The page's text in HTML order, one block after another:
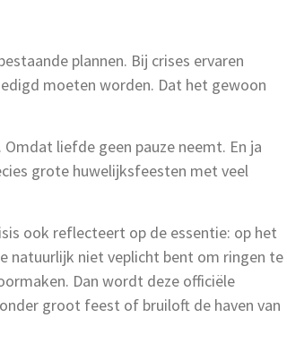
plannen. Bij crises ervaren
moeten worden. Dat het gewoon
liefde geen pauze neemt. En ja
grote huwelijksfeesten met veel
ook reflecteert op de essentie: op het
natuurlijk niet veplicht bent om ringen te
Dan wordt deze officiële
groot feest of bruiloft de haven van